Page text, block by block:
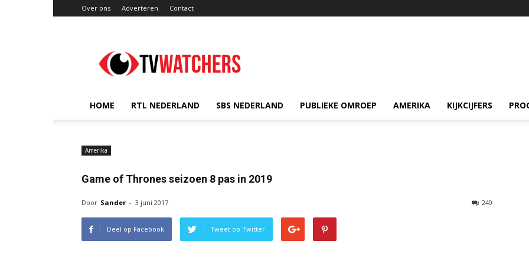
Over ons Adverteren Contact
HOME RTL NEDERLAND SBS NEDERLAND PUBLIEKE OMROEP AMERIKA KIJKCIJFERS
Amerika
Game of Thrones seizoen 8 pas in 2019
Door Sander - 3 juni 2017 240
Deel op Facebook Tweet op Twitter